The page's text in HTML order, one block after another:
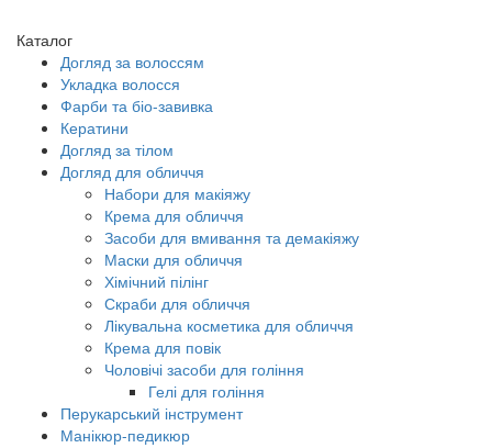
Каталог
Догляд за волоссям
Укладка волосся
Фарби та біо-завивка
Кератини
Догляд за тілом
Догляд для обличчя
Набори для макіяжу
Крема для обличчя
Засоби для вмивання та демакіяжу
Маски для обличчя
Хімічний пілінг
Скраби для обличчя
Лікувальна косметика для обличчя
Крема для повік
Чоловічі засоби для гоління
Гелі для гоління
Перукарський інструмент
Манікюр-педикюр